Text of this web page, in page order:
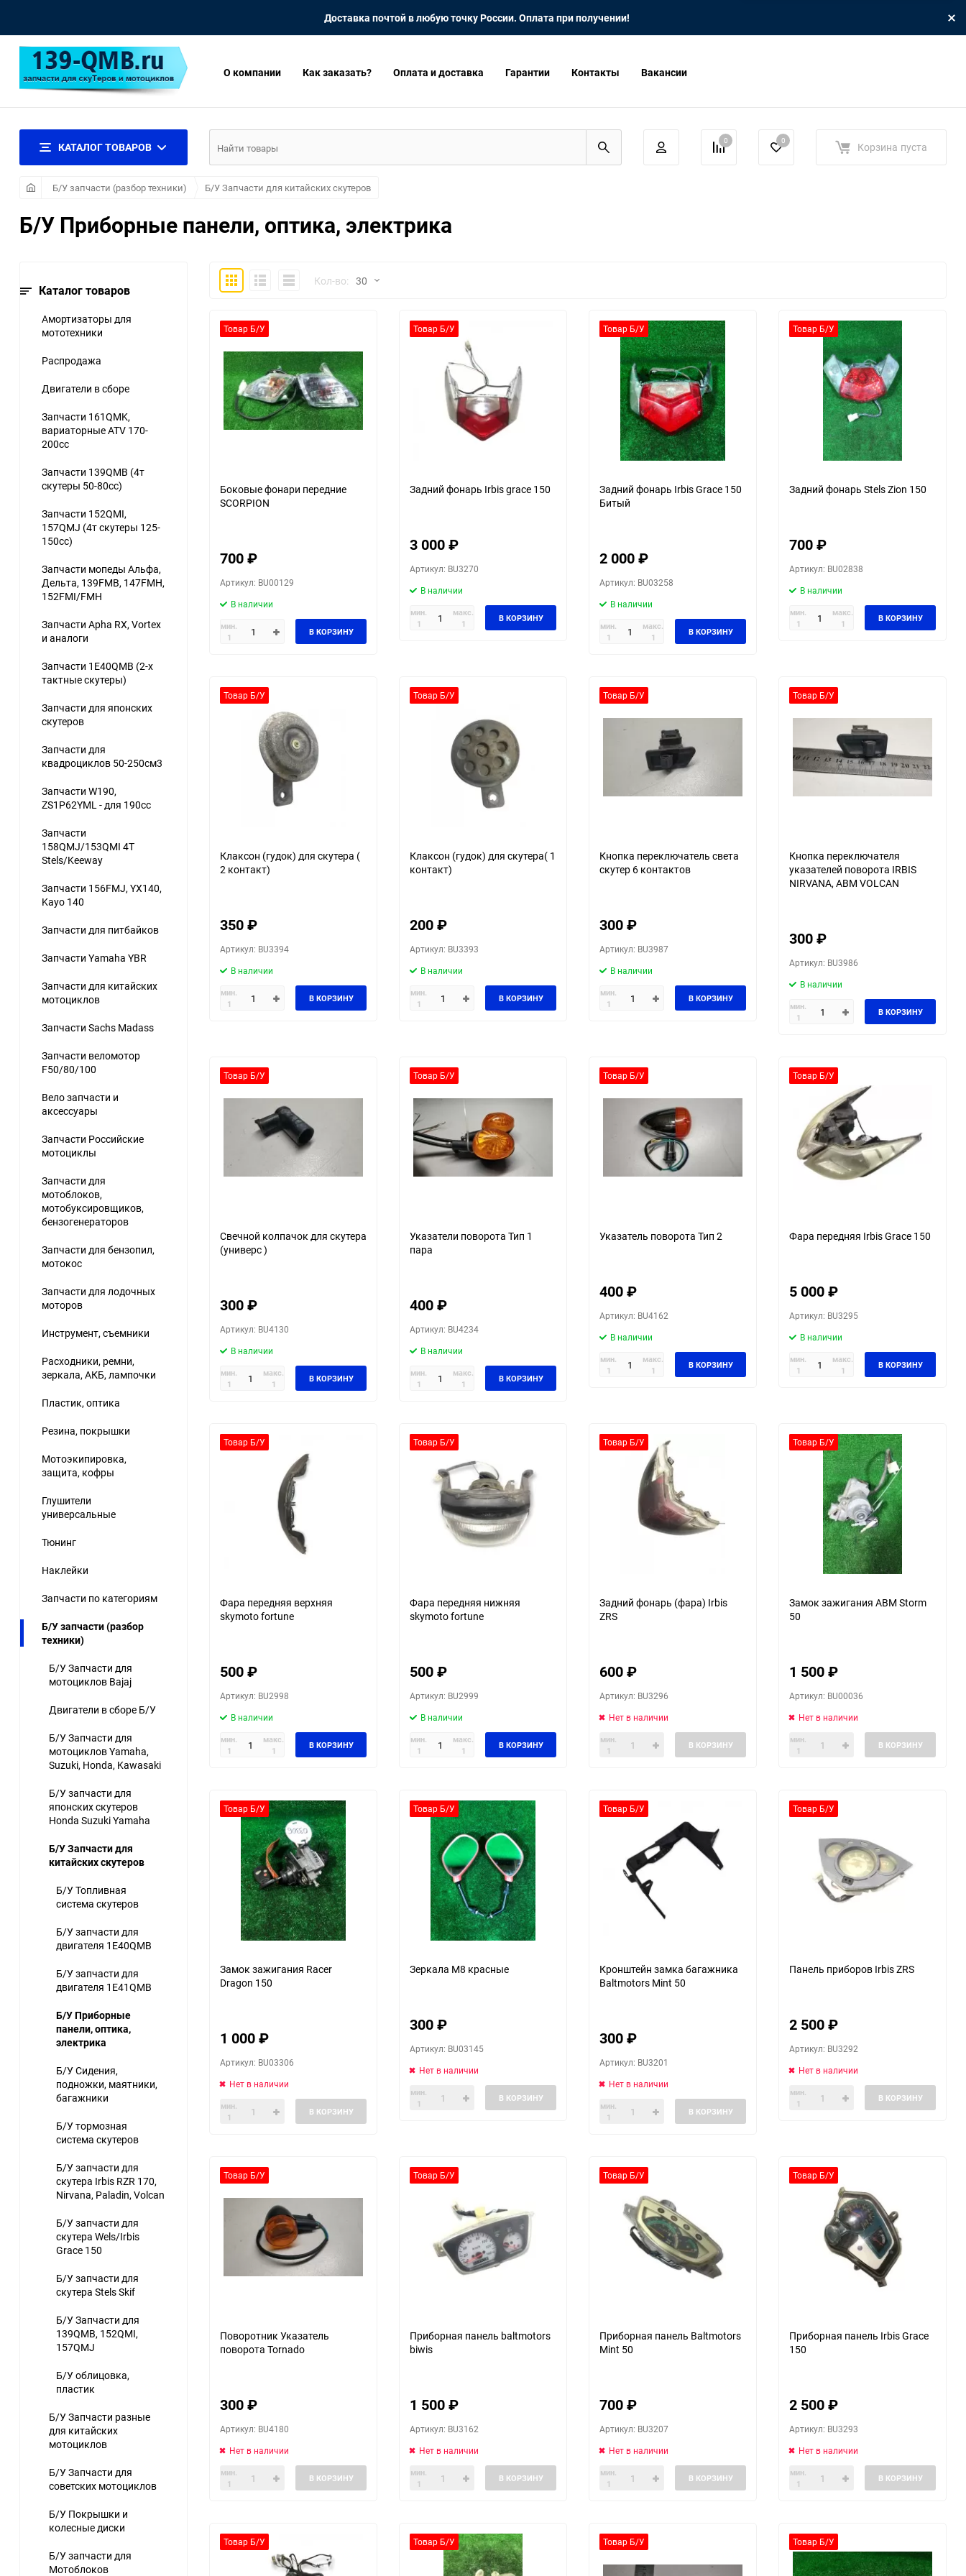
Доставка почтой в любую точку России. Оплата при получении!
О компании Как заказать? Оплата и доставка Гарантии Контакты Вакансии
КАТАЛОГ ТОВАРОВ 0 0 Корзина пуста
Б/У запчасти (разбор техники) Б/У Запчасти для китайских скутеров
Б/У Приборные панели, оптика, электрика
Каталог товаров
Амортизаторы для
мототехники
Распродажа
Двигатели в сборе
Запчасти 161QMK,
вариаторные ATV 170-
200cc
Запчасти 139QMB (4т
скутеры 50-80сс)
Запчасти 152QMI,
157QMJ (4т скутеры 125-
150сс)
Запчасти мопеды Альфа,
Дельта, 139FMB, 147FMH,
152FMI/FMH
Запчасти Apha RX, Vortex
и аналоги
Запчасти 1E40QMB (2-х
тактные скутеры)
Запчасти для японских
скутеров
Запчасти для
квадроциклов 50-250см3
Запчасти W190,
ZS1P62YML - для 190сс
Запчасти
158QMJ/153QMI 4Т
Stels/Keeway
Запчасти 156FMJ, YX140,
Kayo 140
Запчасти для питбайков
Запчасти Yamaha YBR
Запчасти для китайских
мотоциклов
Запчасти Sachs Madass
Запчасти веломотор
F50/80/100
Вело запчасти и
аксессуары
Запчасти Российские
мотоциклы
Запчасти для
мотоблоков,
мотобуксировщиков,
бензогенераторов
Запчасти для бензопил,
мотокос
Запчасти для лодочных
моторов
Инструмент, съемники
Расходники, ремни,
зеркала, АКБ, лампочки
Пластик, оптика
Резина, покрышки
Мотоэкипировка,
защита, кофры
Глушители
универсальные
Тюнинг
Наклейки
Запчасти по категориям
Б/У запчасти (разбор
техники)
Б/У Запчасти для
мотоциклов Bajaj
Двигатели в сборе Б/У
Б/У Запчасти для
мотоциклов Yamaha,
Suzuki, Honda, Kawasaki
Б/У запчасти для
японских скутеров
Honda Suzuki Yamaha
Б/У Запчасти для
китайских скутеров
Б/У Топливная
система скутеров
Б/У запчасти для
двигателя 1E40QMB
Б/У запчасти для
двигателя 1E41QMB
Б/У Приборные
панели, оптика,
электрика
Б/У Сидения,
подножки, маятники,
багажники
Б/У тормозная
система скутеров
Б/У запчасти для
скутера Irbis RZR 170,
Nirvana, Paladin, Volcan
Б/У запчасти для
скутера Wels/Irbis
Grace 150
Б/У запчасти для
скутера Stels Skif
Б/У Запчасти для
139QMB, 152QMI,
157QMJ
Б/У облицовка,
пластик
Б/У Запчасти разные
для китайских
мотоциклов
Б/У Запчасти для
советских мотоциклов
Б/У Покрышки и
колесные диски
Б/У запчасти для
Мотоблоков
ПлиткаПодробноКомпактноКол-во: 30
60
90
150
Товар Б/У
Боковые фонари передние
SCORPION
700₽
Артикул: BU00129
В наличии
мин.
1
В КОРЗИНУ
Товар Б/У
Задний фонарь Irbis grace 150
3 000₽
Артикул: BU3270
В наличии
мин.
1
макс.
1
В КОРЗИНУ
Товар Б/У
Задний фонарь Irbis Grace 150
Битый
2 000₽
Артикул: BU03258
В наличии
мин.
1
макс.
1
В КОРЗИНУ
Товар Б/У
Задний фонарь Stels Zion 150
700₽
Артикул: BU02838
В наличии
мин.
1
макс.
1
В КОРЗИНУ
Товар Б/У
Клаксон (гудок) для скутера (
2 контакт)
350₽
Артикул: BU3394
В наличии
мин.
1
В КОРЗИНУ
Товар Б/У
Клаксон (гудок) для скутера( 1
контакт)
200₽
Артикул: BU3393
В наличии
мин.
1
В КОРЗИНУ
Товар Б/У
Кнопка переключатель света
скутер 6 контактов
300₽
Артикул: BU3987
В наличии
мин.
1
В КОРЗИНУ
Товар Б/У
Кнопка переключателя
указателей поворота IRBIS
NIRVANA, ABM VOLCAN
300₽
Артикул: BU3986
В наличии
мин.
1
В КОРЗИНУ
Товар Б/У
Свечной колпачок для скутера
(универс )
300₽
Артикул: BU4130
В наличии
мин.
1
макс.
1
В КОРЗИНУ
Товар Б/У
Указатели поворота Тип 1
пара
400₽
Артикул: BU4234
В наличии
мин.
1
макс.
1
В КОРЗИНУ
Товар Б/У
Указатель поворота Тип 2
400₽
Артикул: BU4162
В наличии
мин.
1
макс.
1
В КОРЗИНУ
Товар Б/У
Фара передняя Irbis Grace 150
5 000₽
Артикул: BU3295
В наличии
мин.
1
макс.
1
В КОРЗИНУ
Товар Б/У
Фара передняя верхняя
skymoto fortune
500₽
Артикул: BU2998
В наличии
мин.
1
макс.
1
В КОРЗИНУ
Товар Б/У
Фара передняя нижняя
skymoto fortune
500₽
Артикул: BU2999
В наличии
мин.
1
макс.
1
В КОРЗИНУ
Товар Б/У
Задний фонарь (фара) Irbis
ZRS
600₽
Артикул: BU3296
Нет в наличии
мин.
1
В КОРЗИНУ
Товар Б/У
Замок зажигания ABM Storm
50
1 500₽
Артикул: BU00036
Нет в наличии
мин.
1
В КОРЗИНУ
Товар Б/У
Замок зажигания Racer
Dragon 150
1 000₽
Артикул: BU03306
Нет в наличии
мин.
1
В КОРЗИНУ
Товар Б/У
Зеркала М8 красные
300₽
Артикул: BU03145
Нет в наличии
мин.
1
В КОРЗИНУ
Товар Б/У
Кронштейн замка багажника
Baltmotors Mint 50
300₽
Артикул: BU3201
Нет в наличии
мин.
1
В КОРЗИНУ
Товар Б/У
Панель приборов Irbis ZRS
2 500₽
Артикул: BU3292
Нет в наличии
мин.
1
В КОРЗИНУ
Товар Б/У
Поворотник Указатель
поворота Tornado
300₽
Артикул: BU4180
Нет в наличии
мин.
1
В КОРЗИНУ
Товар Б/У
Приборная панель baltmotors
biwis
1 500₽
Артикул: BU3162
Нет в наличии
мин.
1
В КОРЗИНУ
Товар Б/У
Приборная панель Baltmotors
Mint 50
700₽
Артикул: BU3207
Нет в наличии
мин.
1
В КОРЗИНУ
Товар Б/У
Приборная панель Irbis Grace
150
2 500₽
Артикул: BU3293
Нет в наличии
мин.
1
В КОРЗИНУ
Товар Б/У Товар Б/У Товар Б/У Товар Б/У